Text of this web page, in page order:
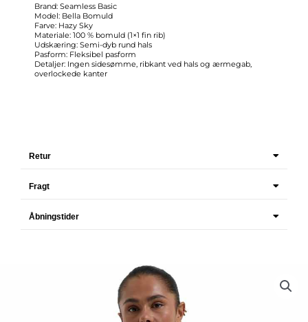
Brand: Seamless Basic
Model: Bella Bomuld
Farve: Hazy Sky
Materiale: 100 % bomuld (1×1 fin rib)
Udskæring: Semi-dyb rund hals
Pasform: Fleksibel pasform
Detaljer: Ingen sidesømme, ribkant ved hals og ærmegab,
overlockede kanter
Retur
Fragt
Åbningstider